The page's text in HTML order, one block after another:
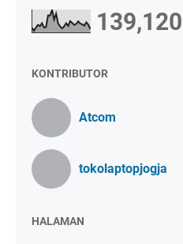
139,120
KONTRIBUTOR
Atcom
tokolaptopjogja
HALAMAN